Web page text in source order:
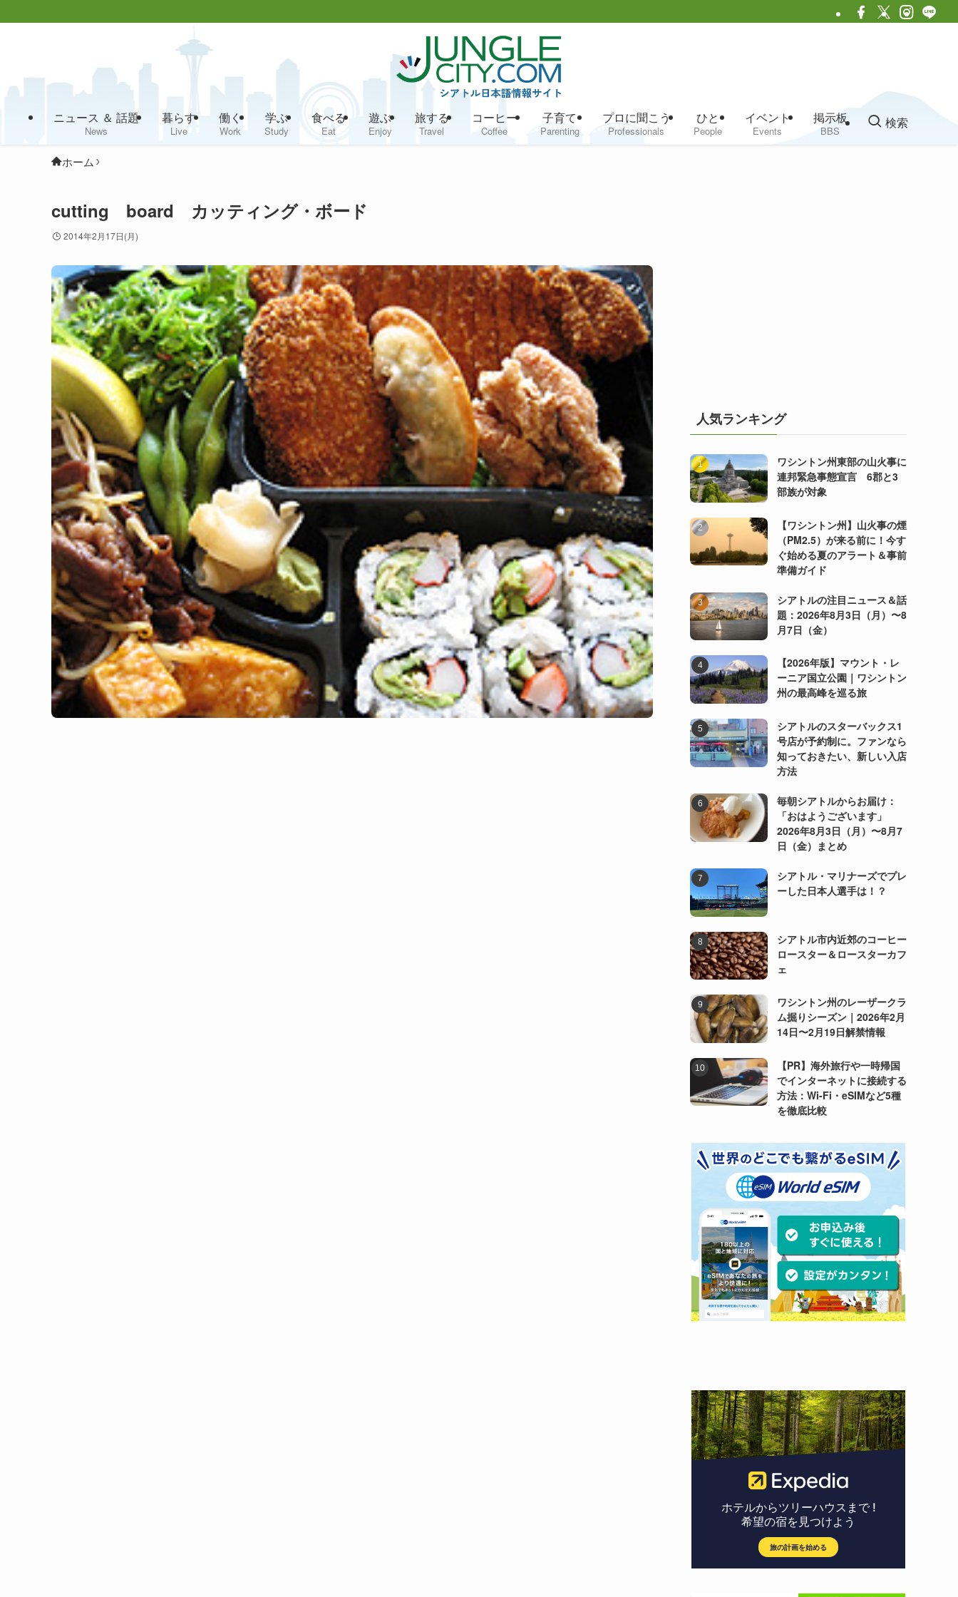
ニュース ＆ 話題
News
暮らす
Live
働く
Work
学ぶ
Study
食べる
Eat
遊ぶ
Enjoy
旅する
Travel
コーヒー
Coffee
子育て
Parenting
プロに聞こう
Professionals
ひと
People
イベント
Events
掲示板
BBS
検索
ホーム
cutting board カッティング・ボード
2014年2月17日(月)
人気ランキング
ワシントン州東部の山火事に
連邦緊急事態宣言 6郡と3
部族が対象
【ワシントン州】山火事の煙
（PM2.5）が来る前に！今す
ぐ始める夏のアラート＆事前
準備ガイド
シアトルの注目ニュース＆話
題：2026年8月3日（月）〜8
月7日（金）
【2026年版】マウント・レ
ーニア国立公園｜ワシントン
州の最高峰を巡る旅
シアトルのスターバックス1
号店が予約制に。ファンなら
知っておきたい、新しい入店
方法
毎朝シアトルからお届け：
「おはようございます」
2026年8月3日（月）〜8月7
日（金）まとめ
シアトル・マリナーズでプレ
ーした日本人選手は！？
シアトル市内近郊のコーヒー
ロースター＆ロースターカフ
ェ
ワシントン州のレーザークラ
ム掘りシーズン｜2026年2月
14日〜2月19日解禁情報
【PR】海外旅行や一時帰国
でインターネットに接続する
方法：Wi-Fi・eSIMなど5種
を徹底比較